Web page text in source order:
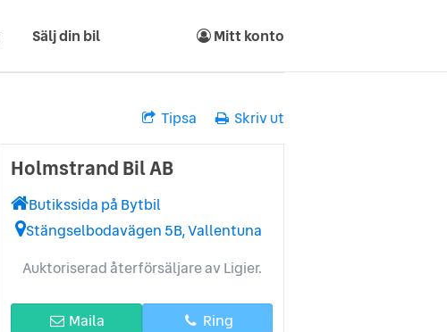
Sälj din bil Mitt konto
Tipsa Skriv ut
Holmstrand Bil AB
Butikssida på Bytbil
Stängselbodavägen 5B, Vallentuna
Auktoriserad återförsäljare av Ligier.
Maila Ring